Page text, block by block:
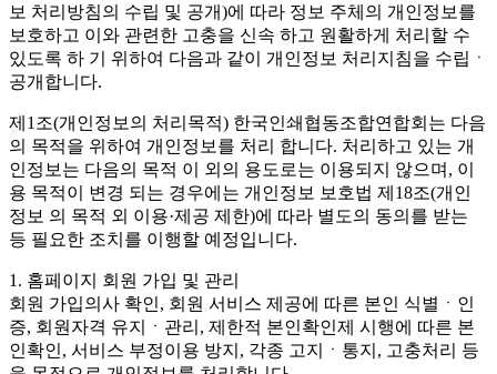
보 처리방침의 수립 및 공개)에 따라 정보 주체의 개인정보를
보호하고 이와 관련한 고충을 신속 하고 원활하게 처리할 수
있도록 하 기 위하여 다음과 같이 개인정보 처리지침을 수립ㆍ
공개합니다.
제1조(개인정보의 처리목적) 한국인쇄협동조합연합회는 다음
의 목적을 위하여 개인정보를 처리 합니다. 처리하고 있는 개
인정보는 다음의 목적 이 외의 용도로는 이용되지 않으며, 이
용 목적이 변경 되는 경우에는 개인정보 보호법 제18조(개인
정보 의 목적 외 이용·제공 제한)에 따라 별도의 동의를 받는
등 필요한 조치를 이행할 예정입니다.
1. 홈페이지 회원 가입 및 관리
회원 가입의사 확인, 회원 서비스 제공에 따른 본인 식별ㆍ인
증, 회원자격 유지ㆍ관리, 제한적 본인확인제 시행에 따른 본
인확인, 서비스 부정이용 방지, 각종 고지ㆍ통지, 고충처리 등